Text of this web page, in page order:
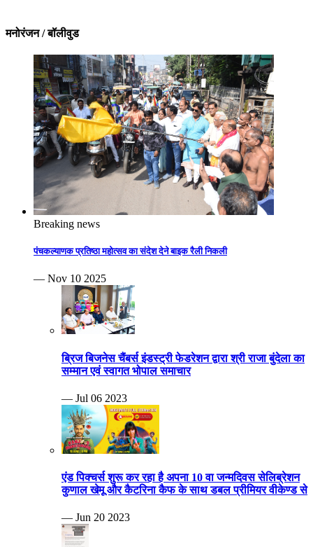
मनोरंजन / बॉलीवुड
Breaking news
पंचकल्याणक प्रतिष्ठा महोत्सव का संदेश देने बाइक रैली निकली
— Nov 10 2025
ब्रिज बिजनेस चैंबर्स इंडस्ट्री फेडरेशन द्वारा श्री राजा बुंदेला का
सम्मान एवं स्वागत भोपाल समाचार
— Jul 06 2023
एंड पिक्चर्स शुरू कर रहा है अपना 10 वा जन्मदिवस सेलिब्रेशन
कुणाल खेमू और कैटरिना कैफ के साथ डबल प्रीमियर वीकेण्ड से
— Jun 20 2023